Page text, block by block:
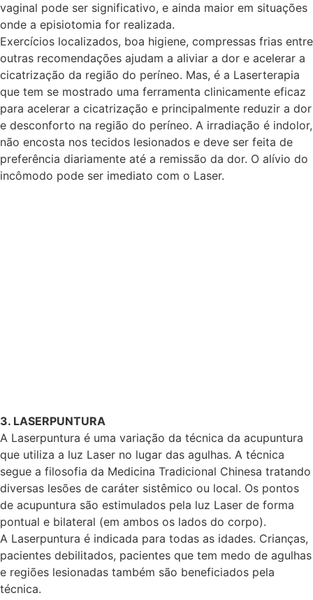
vaginal pode ser significativo, e ainda maior em situações
onde a episiotomia for realizada.
Exercícios localizados, boa higiene, compressas frias entre
outras recomendações ajudam a aliviar a dor e acelerar a
cicatrização da região do períneo. Mas, é a Laserterapia
que tem se mostrado uma ferramenta clinicamente eficaz
para acelerar a cicatrização e principalmente reduzir a dor
e desconforto na região do períneo. A irradiação é indolor,
não encosta nos tecidos lesionados e deve ser feita de
preferência diariamente até a remissão da dor. O alívio do
incômodo pode ser imediato com o Laser.
3. LASERPUNTURA
A Laserpuntura é uma variação da técnica da acupuntura
que utiliza a luz Laser no lugar das agulhas. A técnica
segue a filosofia da Medicina Tradicional Chinesa tratando
diversas lesões de caráter sistêmico ou local. Os pontos
de acupuntura são estimulados pela luz Laser de forma
pontual e bilateral (em ambos os lados do corpo).
A Laserpuntura é indicada para todas as idades. Crianças,
pacientes debilitados, pacientes que tem medo de agulhas
e regiões lesionadas também são beneficiados pela
técnica.